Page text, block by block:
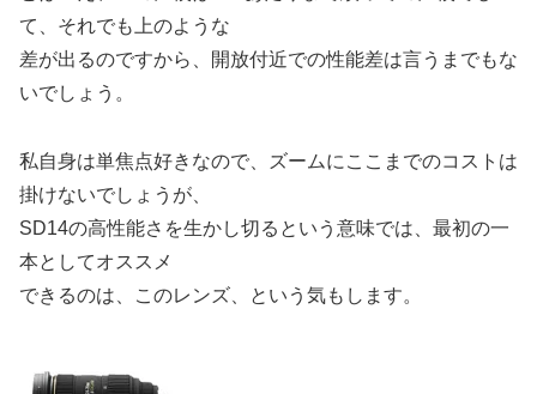
て、それでも上のような
差が出るのですから、開放付近での性能差は言うまでもな
いでしょう。
私自身は単焦点好きなので、ズームにここまでのコストは
掛けないでしょうが、
SD14の高性能さを生かし切るという意味では、最初の一
本としてオススメ
できるのは、このレンズ、という気もします。